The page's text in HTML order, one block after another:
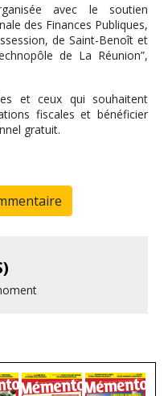
avec le soutien
des Finances Publiques,
de Saint-Benoît et
de La Réunion”,
et ceux qui souhaitent
fiscales et bénéficier
gratuit.